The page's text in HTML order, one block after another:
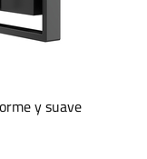
y suave